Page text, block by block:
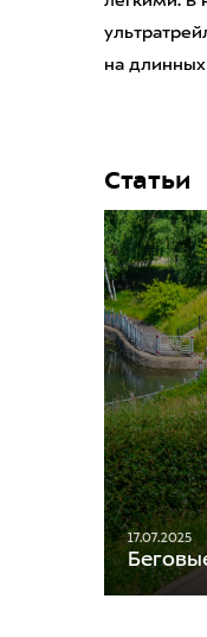
на длинных
Статьи
17.07.2025